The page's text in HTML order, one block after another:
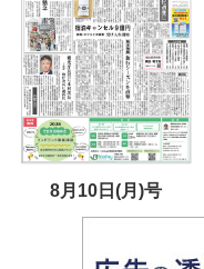
8月10日(月)号